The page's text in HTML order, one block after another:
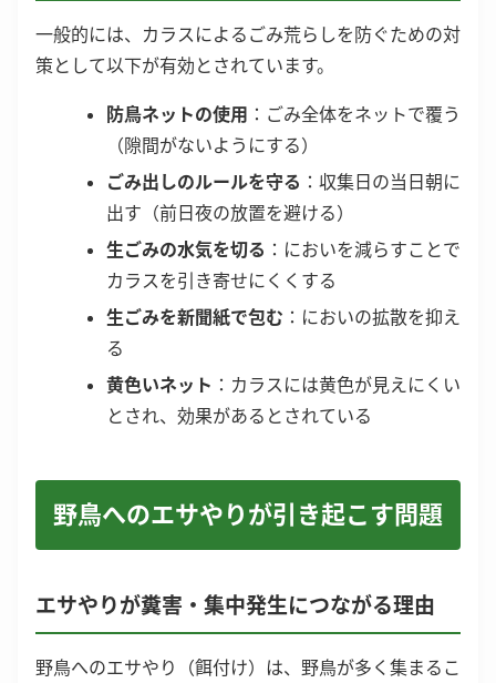
一般的には、カラスによるごみ荒らしを防ぐための対
策として以下が有効とされています。
防鳥ネットの使用 ：ごみ全体をネットで覆う
（隙間がないようにする）
ごみ出しのルールを守る ：収集日の当日朝に
出す（前日夜の放置を避ける）
生ごみの水気を切る ：においを減らすことで
カラスを引き寄せにくくする
生ごみを新聞紙で包む ：においの拡散を抑え
る
黄色いネット ：カラスには黄色が見えにくい
とされ、効果があるとされている
野鳥へのエサやりが引き起こす問題
エサやりが糞害・集中発生につながる理由
野鳥へのエサやり（餌付け）は、野鳥が多く集まるこ